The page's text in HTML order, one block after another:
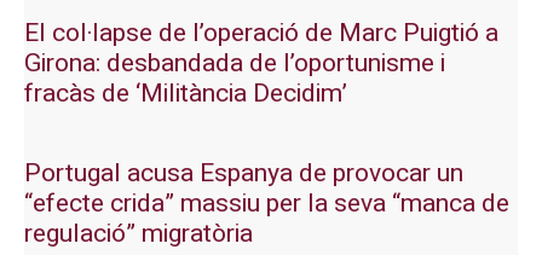
El col·lapse de l’operació de Marc Puigtió a
Girona: desbandada de l’oportunisme i
fracàs de ‘Militància Decidim’
Portugal acusa Espanya de provocar un
“efecte crida” massiu per la seva “manca de
regulació” migratòria